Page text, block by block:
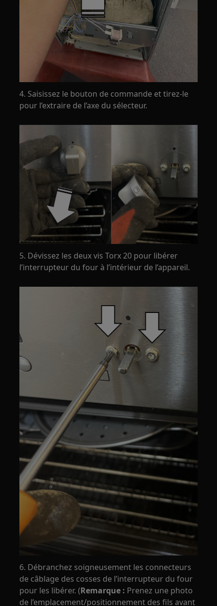
4. Saisissez le bouton de commande et tirez-le
pour l’extraire de l’axe du sélecteur.
5. Dévissez les deux vis Torx 20 pour libérer
l’interrupteur du four à l’intérieur de l’appareil.
6. Débranchez soigneusement les connecteurs
de câblage des cosses de l’interrupteur du four
pour les libérer. (Remarque : Prenez une photo
de l’emplacement/positionnement des fils avant